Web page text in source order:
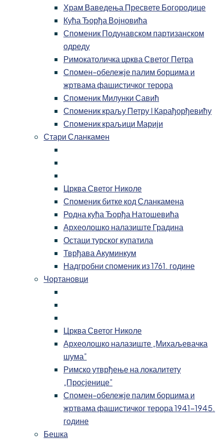
Храм Ваведења Пресвете Богородице
Кућа Ђорђа Војновића
Споменик Подунавском партизанском
одреду
Римокатоличка црква Светог Петра
Спомен-обележје палим борцима и
жртвама фашистичког терора
Споменик Милунки Савић
Споменик краљу Петру I Карађорђевићу
Споменик краљици Марији
Стари Сланкамен
Црква Светог Николе
Споменик битке код Сланкамена
Родна кућа Ђорђа Натошевића
Археолошко налазиште Градина
Остаци турског купатила
Тврђава Акуминкум
Надгробни споменик из 1761. године
Чортановци
Црква Светог Николе
Археолошко налазиште „Михаљевачка
шума”
Римско утврђење на локалитету
„Просјенице”
Спомен-обележје палим борцима и
жртвама фашистичког терора 1941-1945.
године
Бешка